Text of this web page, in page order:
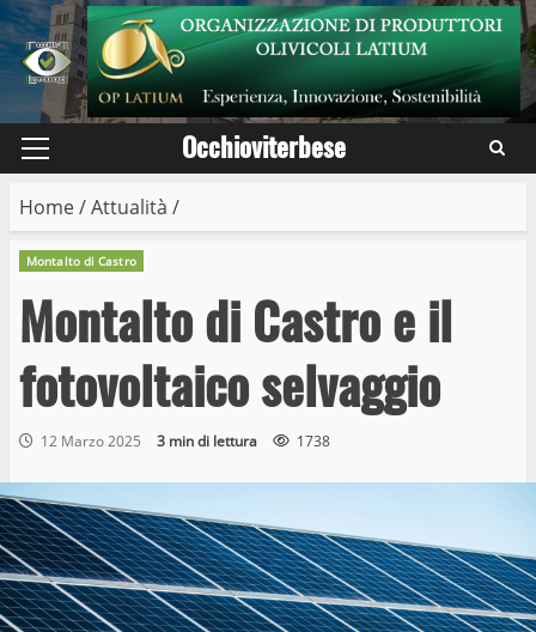
Skip
to
content
Primary
Occhioviterbese
Home/Attualità /
Montalto di Castro
Montalto di Castro e il
fotovoltaico selvaggio
12 Marzo 2025 3 min di lettura 1738